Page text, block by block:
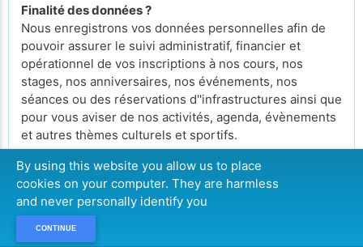
Finalité des données ?
Nous enregistrons vos données personnelles afin de
pouvoir assurer le suivi administratif, financier et
opérationnel de vos inscriptions à nos cours, nos
stages, nos anniversaires, nos événements, nos
séances ou des réservations d''infrastructures ainsi que
pour vous aviser de nos activités, agenda, évènements
et autres thèmes culturels et sportifs.
Durée de conservation de vos données personnelles ?
Elles sont conservées pendant 3 ans et sont
consultables par notre Secrétariat, les gestionnaires du
club et notre personnel qui encadreront les activités
auxquelles vous vous serez inscrits.
By using this website you allow us to place
cookies on your computer. They are harmless
and never personally identify you
CONTINUE